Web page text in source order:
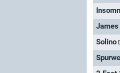
James
Solino